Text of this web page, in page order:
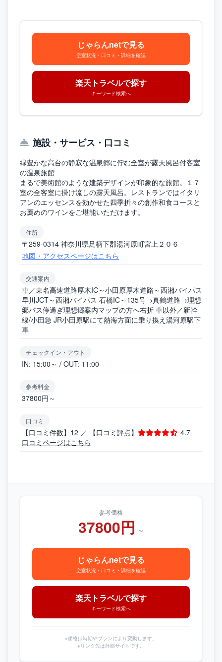
じゃらんnetで見る
空室状況・口コミ・詳細を確認
楽天トラベルで探す
キーワード検索へ
施設・サービス・口コミ
緑豊かな高台の静寂な温泉郷に佇む全室が露天風呂付客室
の温泉旅館
まるで美術館のような建築デザインが印象的な旅館。１７
室の全客室に掛け流しの露天風呂。レストランではイタリ
アンのエッセンスを効かせた四季折々の創作和食コースと
お薦めのワインをご堪能いただけます。
住所
〒259-0314 神奈川県足柄下郡湯河原町宮上２０６
地図・アクセスページはこちら
交通案内
車／東名高速道路厚木IC～小田原厚木道路～西湘バイパス
早川JCT～西湘バイパス 石橋IC～135号→真鶴道路→理想
郷バス停過ぎ理想郷案内マップの方へ右折 車以外／新幹
線/小田急 JR小田原駅にて熱海方面に乗り換え湯河原駅下
車
チェックイン・アウト
IN: 15:00～ / OUT: 11:00
参考料金
37800円～
口コミ
【口コミ件数】12 ／ 【口コミ評点】
4.7
口コミページはこちら
参考価格
37800円 ～
じゃらんnetで見る
空室状況・口コミ・詳細を確認
楽天トラベルで探す
キーワード検索へ
※価格は時期やプランにより変動します。
※リンク先は外部サイトです。